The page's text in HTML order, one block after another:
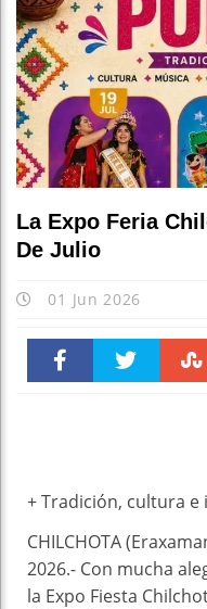
La Expo Feria
De Julio
01 Jun 2026
+ Tradición, cultura e
CHILCHOTA
2026.- Con mucha
la Expo Fiesta